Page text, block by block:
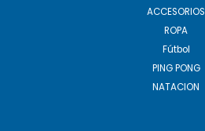
ACCESORIOS
ROPA
Fútbol
PING PONG
NATACION